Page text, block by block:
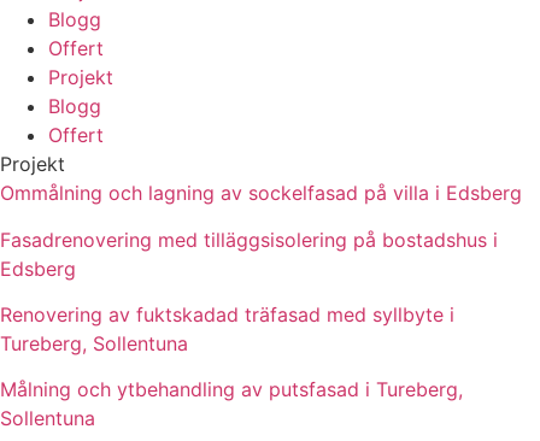
Blogg
Offert
Projekt
Blogg
Offert
Projekt
Ommålning och lagning av sockelfasad på villa i Edsberg
Fasadrenovering med tilläggsisolering på bostadshus i
Edsberg
Renovering av fuktskadad träfasad med syllbyte i
Tureberg, Sollentuna
Målning och ytbehandling av putsfasad i Tureberg,
Sollentuna